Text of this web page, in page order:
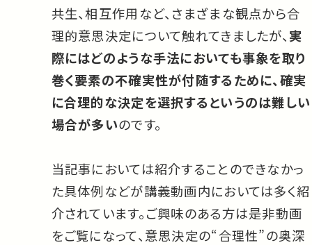
共生、相互作用など、さまざまな観点から合
理的意思決定について触れてきましたが、 実
際にはどのような手法においても事象を取り
巻く要素の不確実性が付随するために、確実
に合理的な決定を選択するというのは難しい
場合が多いのです。
当記事においては紹介することのできなかっ
た具体例などが講義動画内においては多く紹
介されています。ご興味のある方は是非動画
をご覧になって、意思決定の“合理性”の奥深